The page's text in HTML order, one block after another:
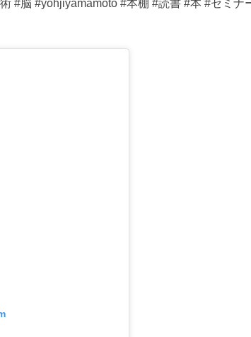
#脳 #yohjiyamamoto #本棚 #読書 #本 #セミナ